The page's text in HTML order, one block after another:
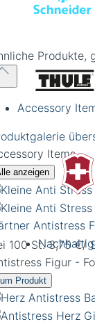
Produkte,
Accessory
Items
anzeigen
Antistress
100 St. 3,75 €/
Figur -
Produkt